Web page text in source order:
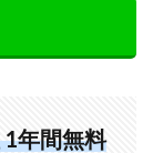
年間無料